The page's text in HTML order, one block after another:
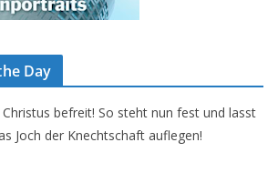
Day
befreit! So steht nun fest und lasst
Joch der Knechtschaft auflegen!